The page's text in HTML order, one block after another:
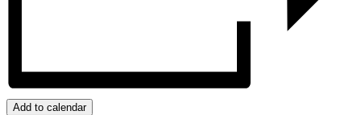
Add to calendar